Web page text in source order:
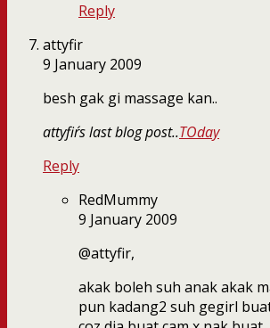
Reply
attyfir
9 January 2009
besh gak gi massage kan..
attyfir´s last blog post..TOday
Reply
RedMummy
9 January 2009
@attyfir,
akak boleh suh anak akak
pun kadang2 suh gegirl